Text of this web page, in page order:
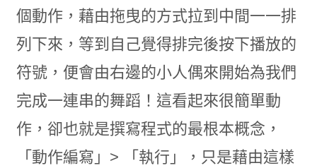
個動作，藉由拖曳的方式拉到中間一一排
列下來，等到自己覺得排完後按下播放的
符號，便會由右邊的小人偶來開始為我們
完成一連串的舞蹈！這看起來很簡單動
作，卻也就是撰寫程式的最根本概念，
「動作編寫」> 「執行」，只是藉由這樣